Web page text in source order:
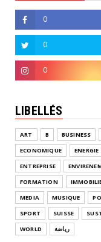
0
0
0
LIBELLÉS
ART B BUSINESS
ECONOMIQUE
ENERGIE
ENTREPRISE
FORMATION
MEDIA
MUSIQUE
SPORT
SUISSE
WORLD
رياضة